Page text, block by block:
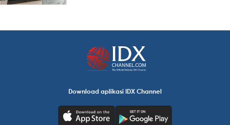
Download aplikasi IDX Channel